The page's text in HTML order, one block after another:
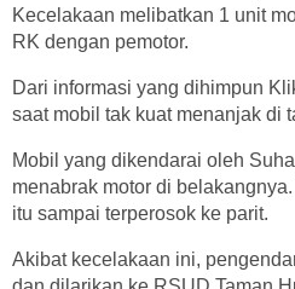
Kecelakaan melibatkan 1 unit
RK dengan pemotor.
Dari informasi yang dihimpun
saat mobil tak kuat menanjak di
Mobil yang dikendarai oleh
menabrak motor di
itu sampai terperosok ke parit.
Akibat kecelakaan ini,